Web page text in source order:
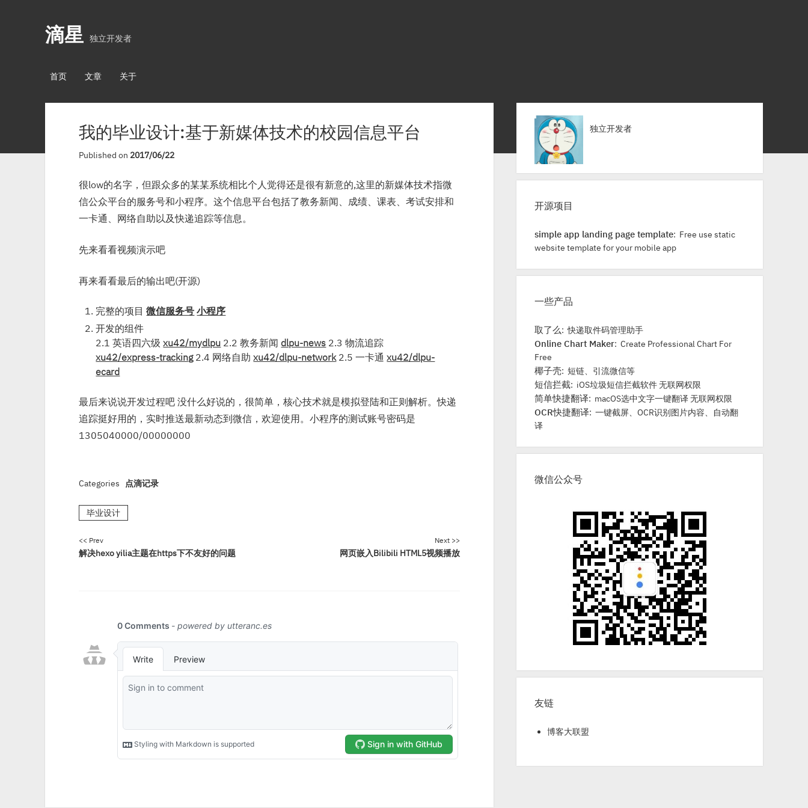
滴星 独立开发者
首页 文章 关于
我的毕业设计:基于新媒体技术的校园信息平台
Published on 2017/06/22
很low的名字，但跟众多的某某系统相比个人觉得还是很有新意的,这里的新媒体技术指微
信公众平台的服务号和小程序。这个信息平台包括了教务新闻、成绩、课表、考试安排和
一卡通、网络自助以及快递追踪等信息。
先来看看视频演示吧
再来看看最后的输出吧(开源)
完整的项目微信服务号 小程序
开发的组件
2.1 英语四六级xu42/mydlpu 2.2 教务新闻 dlpu-news 2.3 物流追踪
xu42/express-tracking2.4 网络自助xu42/dlpu-network2.5 一卡通xu42/dlpu-
ecard
最后来说说开发过程吧 没什么好说的，很简单，核心技术就是模拟登陆和正则解析。快递
追踪挺好用的，实时推送最新动态到微信，欢迎使用。小程序的测试账号密码是
1305040000/00000000
Categories 点滴记录
毕业设计
<< Prev
解决hexo yilia主题在https下不友好的问题
Next >>
网页嵌入Bilibili HTML5视频播放
d
e
独立开发者
开源项目
simple app landing page template: Free use static
website template for your mobile app
一些产品
取了么: 快递取件码管理助手
Online Chart Maker: Create Professional Chart For
Free
椰子壳: 短链、引流微信等
短信拦截: iOS垃圾短信拦截软件 无联网权限
简单快捷翻译: macOS选中文字一键翻译 无联网权限
OCR快捷翻译: 一键截屏、OCR识别图片内容、自动翻
译
微信公众号
友链
博客大联盟